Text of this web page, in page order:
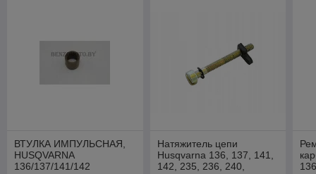
ВТУЛКА ИМПУЛЬСНАЯ,
HUSQVARNA
136/137/141/142
Натяжитель цепи
Husqvarna 136, 137, 141,
142, 235, 236, 240,